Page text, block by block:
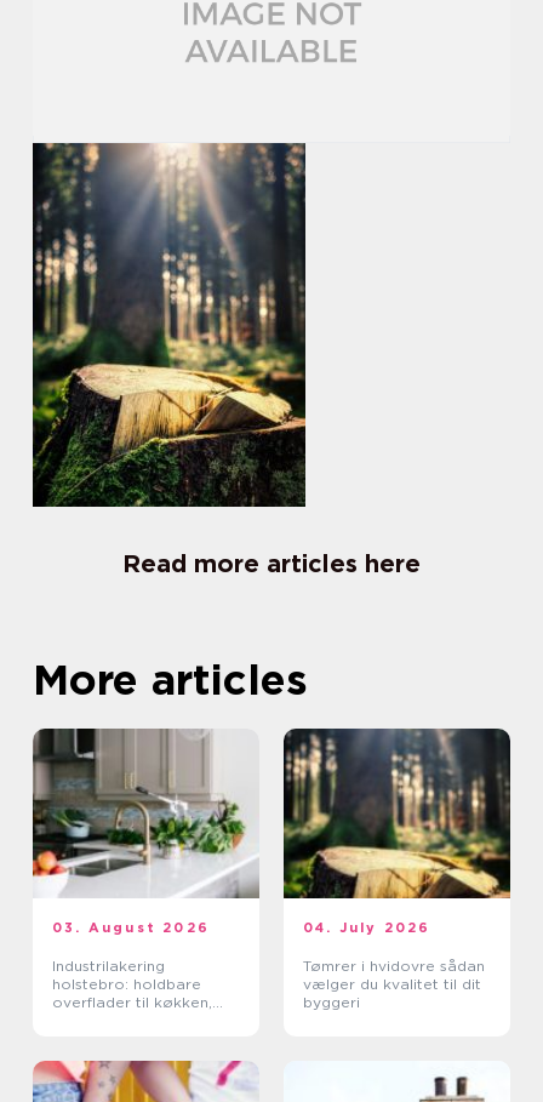
Read more articles here
More articles
03. August 2026
Industrilakering
holstebro: holdbare
overflader til køkken,
04. July 2026
Tømrer i hvidovre sådan
vælger du kvalitet til dit
byggeri